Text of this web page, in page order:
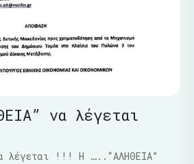
να λέγεται
λέγεται !!! Η …..“ΑΛΗΘΕΙΑ”